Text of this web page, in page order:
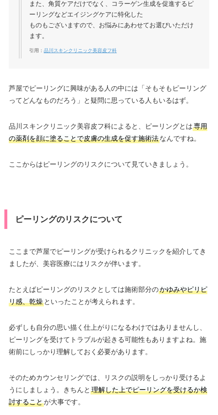
また、角質ケアだけでなく、コラーゲン生成を促進するピ
ーリングなどエイジングケアに特化した
ものもございますので、お悩みにあわせてお選びいただけ
ます。
引用： 品川スキンクリニック美容皮フ科
芦屋でピーリングに興味がある人の中には「そもそもピーリング
ってどんなものだろう」と疑問に思っている人もいるはず。
品川スキンクリニック美容皮フ科によると、ピーリングとは専用
の薬剤を顔に塗ることで皮膚の生成を促す施術法なんですね。
ここからはピーリングのリスクについて見ていきましょう。
ピーリングのリスクについて
ここまで芦屋でピーリングが受けられるクリニックを紹介してき
ましたが、美容医療にはリスクが伴います。
たとえばピーリングのリスクとしては施術部分のかゆみやピリピ
リ感、乾燥といったことが考えられます。
必ずしも自分の思い描く仕上がりになるわけではありませんし、
ピーリングを受けてトラブルが起きる可能性もありますよね。施
術前にしっかり理解しておく必要があります。
そのためカウンセリングでは、リスクの説明をしっかり受けるよ
うにしましょう。きちんと 理解した上でピーリングを受けるか検
討することが大事です。